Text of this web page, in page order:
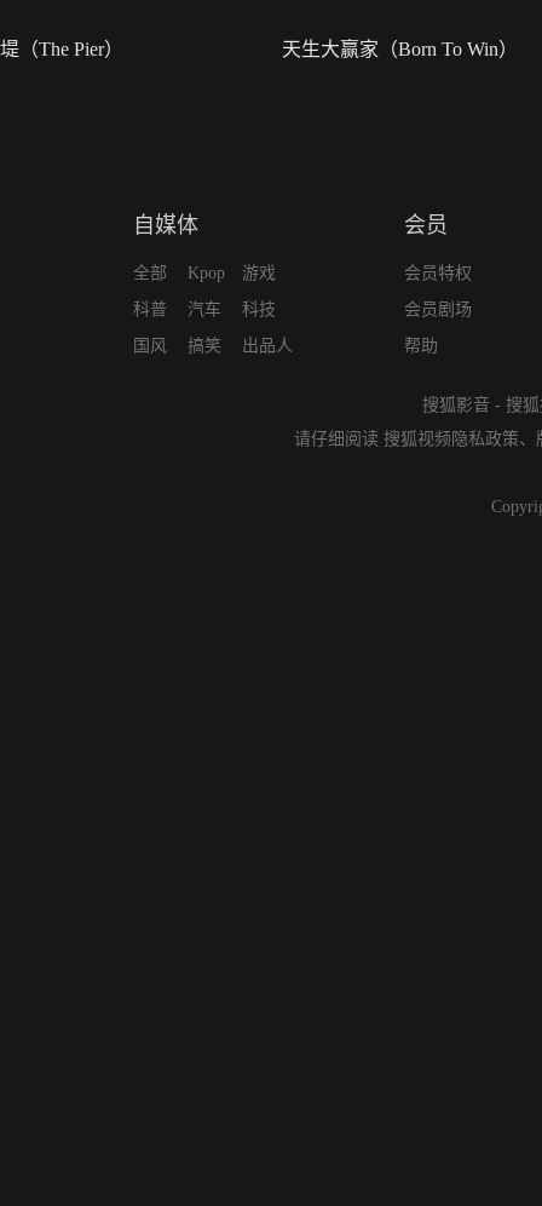
堤（The Pier） 天生大赢家（Born To Win）
自媒体
全部
科普
国风
Kpop
汽车
搞笑
游戏
科技
出品人
会员
会员特权
会员剧场
帮助
搜狐影音 - 搜
请仔细阅读 搜狐视频隐私政策、